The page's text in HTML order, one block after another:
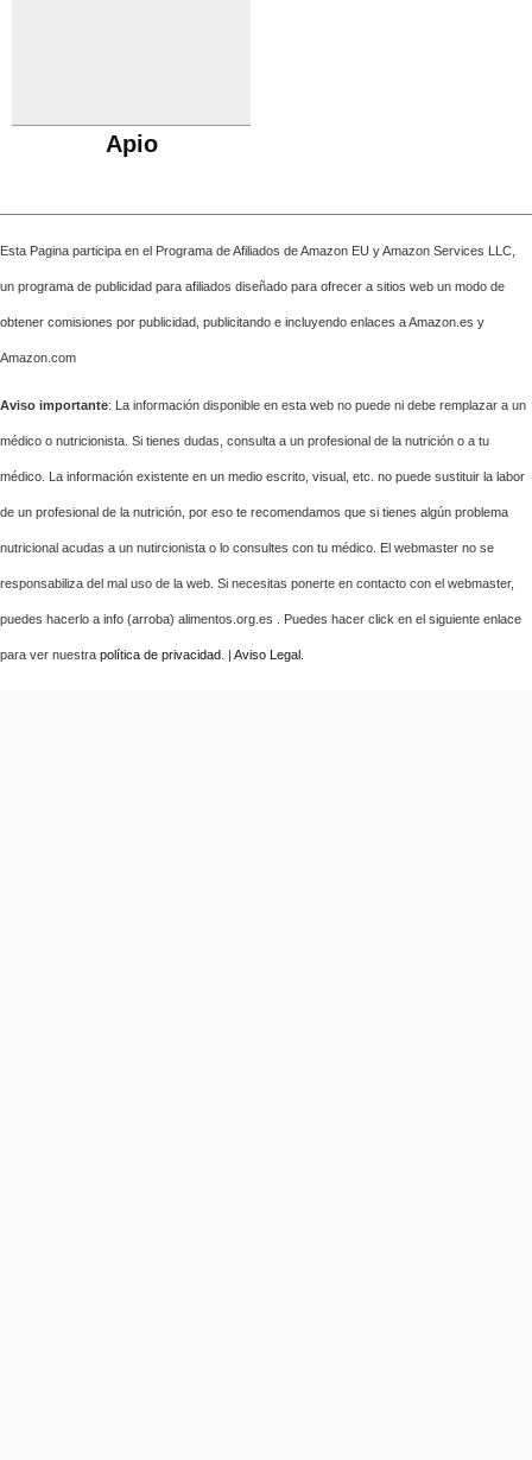
Apio
Esta Pagina participa en el Programa de Afiliados de Amazon EU y Amazon Services LLC,
un programa de publicidad para afiliados diseñado para ofrecer a sitios web un modo de
obtener comisiones por publicidad, publicitando e incluyendo enlaces a Amazon.es y
Amazon.com
Aviso importante: La información disponible en esta web no puede ni debe remplazar a un
médico o nutricionista. Si tienes dudas, consulta a un profesional de la nutrición o a tu
médico. La información existente en un medio escrito, visual, etc. no puede sustituir la labor
de un profesional de la nutrición, por eso te recomendamos que si tienes algún problema
nutricional acudas a un nutircionista o lo consultes con tu médico. El webmaster no se
responsabiliza del mal uso de la web. Si necesitas ponerte en contacto con el webmaster,
puedes hacerlo a info (arroba) alimentos.org.es . Puedes hacer click en el siguiente enlace
para ver nuestra política de privacidad . | Aviso Legal